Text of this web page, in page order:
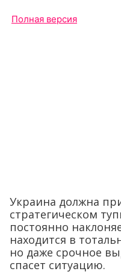
Полная версия
Украина должна
стратегическом
постоянно
находится в
но даже срочное
спасет ситуацию.